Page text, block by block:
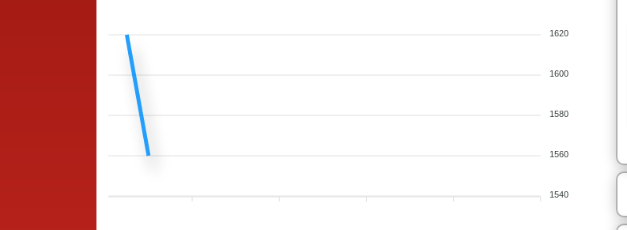
1620
1600
1580
1560
1540